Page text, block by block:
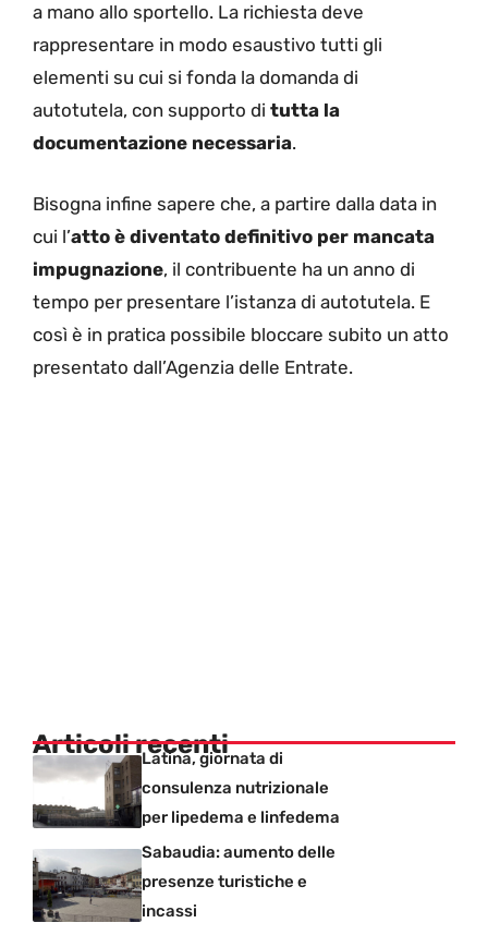
a mano allo sportello. La richiesta deve
rappresentare in modo esaustivo tutti gli
elementi su cui si fonda la domanda di
autotutela, con supporto di tutta la
documentazione necessaria.
Bisogna infine sapere che, a partire dalla data in
cui l’atto è diventato definitivo per mancata
impugnazione, il contribuente ha un anno di
tempo per presentare l’istanza di autotutela. E
così è in pratica possibile bloccare subito un atto
presentato dall’Agenzia delle Entrate.
Articoli recenti
Latina, giornata di
consulenza nutrizionale
per lipedema e linfedema
Sabaudia: aumento delle
presenze turistiche e
incassi